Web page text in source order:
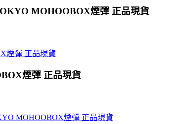
MOHOOBOX煙彈 正品現貨
煙彈 正品現貨